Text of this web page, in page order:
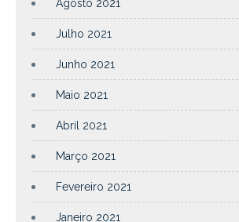
Agosto 2021
Julho 2021
Junho 2021
Maio 2021
Abril 2021
Março 2021
Fevereiro 2021
Janeiro 2021